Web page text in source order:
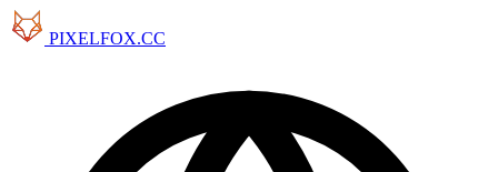
PIXELFOX.CC